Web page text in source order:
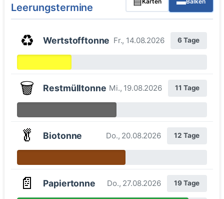
Leerungstermine
♻️ Wertstofftonne Fr., 14.08.2026 6 Tage
🗑️ Restmülltonne Mi., 19.08.2026 11 Tage
🥬 Biotonne Do., 20.08.2026 12 Tage
📄 Papiertonne Do., 27.08.2026 19 Tage